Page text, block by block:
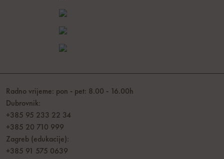
Radno vrijeme: pon - pet: 8.00 - 16.00h
Dubrovnik:
+385 95 233 22 34
+385 20 710 999
Zagreb (edukacije):
+385 91 575 0639